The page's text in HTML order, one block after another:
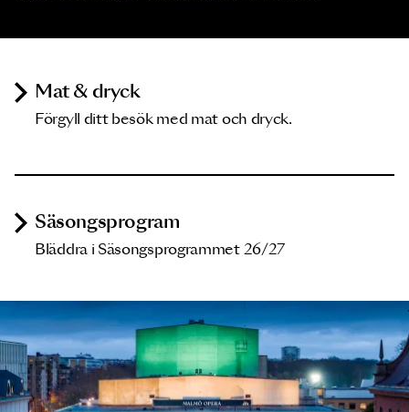
Mat & dryck
Förgyll ditt besök med mat och dryck.
Säsongsprogram
Bläddra i Säsongsprogrammet 26/27